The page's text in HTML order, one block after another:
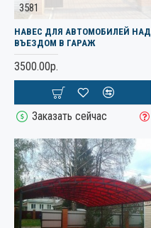
3581
НАВЕС ДЛЯ АВТОМОБИЛЕЙ НАД
ВЪЕЗДОМ В ГАРАЖ
3500.00р.
Заказать сейчас